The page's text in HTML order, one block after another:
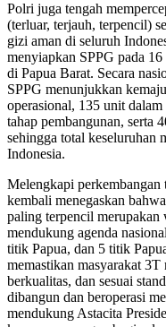
Polri juga tengah
(terluar, terjauh, terpencil)
gizi aman di seluruh
menyiapkan SPPG pada
di Papua Barat. Secara
SPPG menunjukkan
operasional, 135 unit
tahap pembangunan, serta
sehingga total keseluruhan
Indonesia.
Melengkapi
kembali menegaskan
paling terpencil
mendukung agenda
titik Papua, dan 5 titik
memastikan masyarakat
berkualitas, dan sesuai
dibangun dan beroperasi
mendukung Astacita